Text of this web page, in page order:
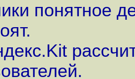
понятное